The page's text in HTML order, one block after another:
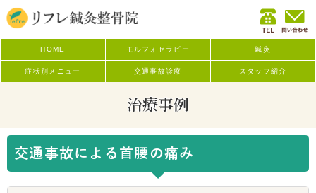
HOME モルフォセラピー 鍼灸
症状別メニュー 交通事故診療 スタッフ紹介
治療事例
交通事故による首腰の痛み